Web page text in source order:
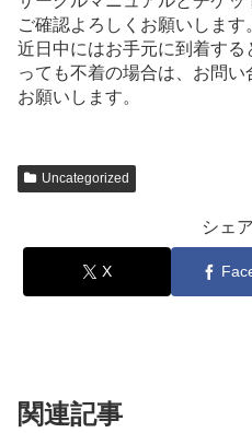
ご確認よろしくお願いします
近日中にはお手元に到着す
っても不着の場合は、お問い
お願いします。
Uncategorized
シェ
X
関連記事